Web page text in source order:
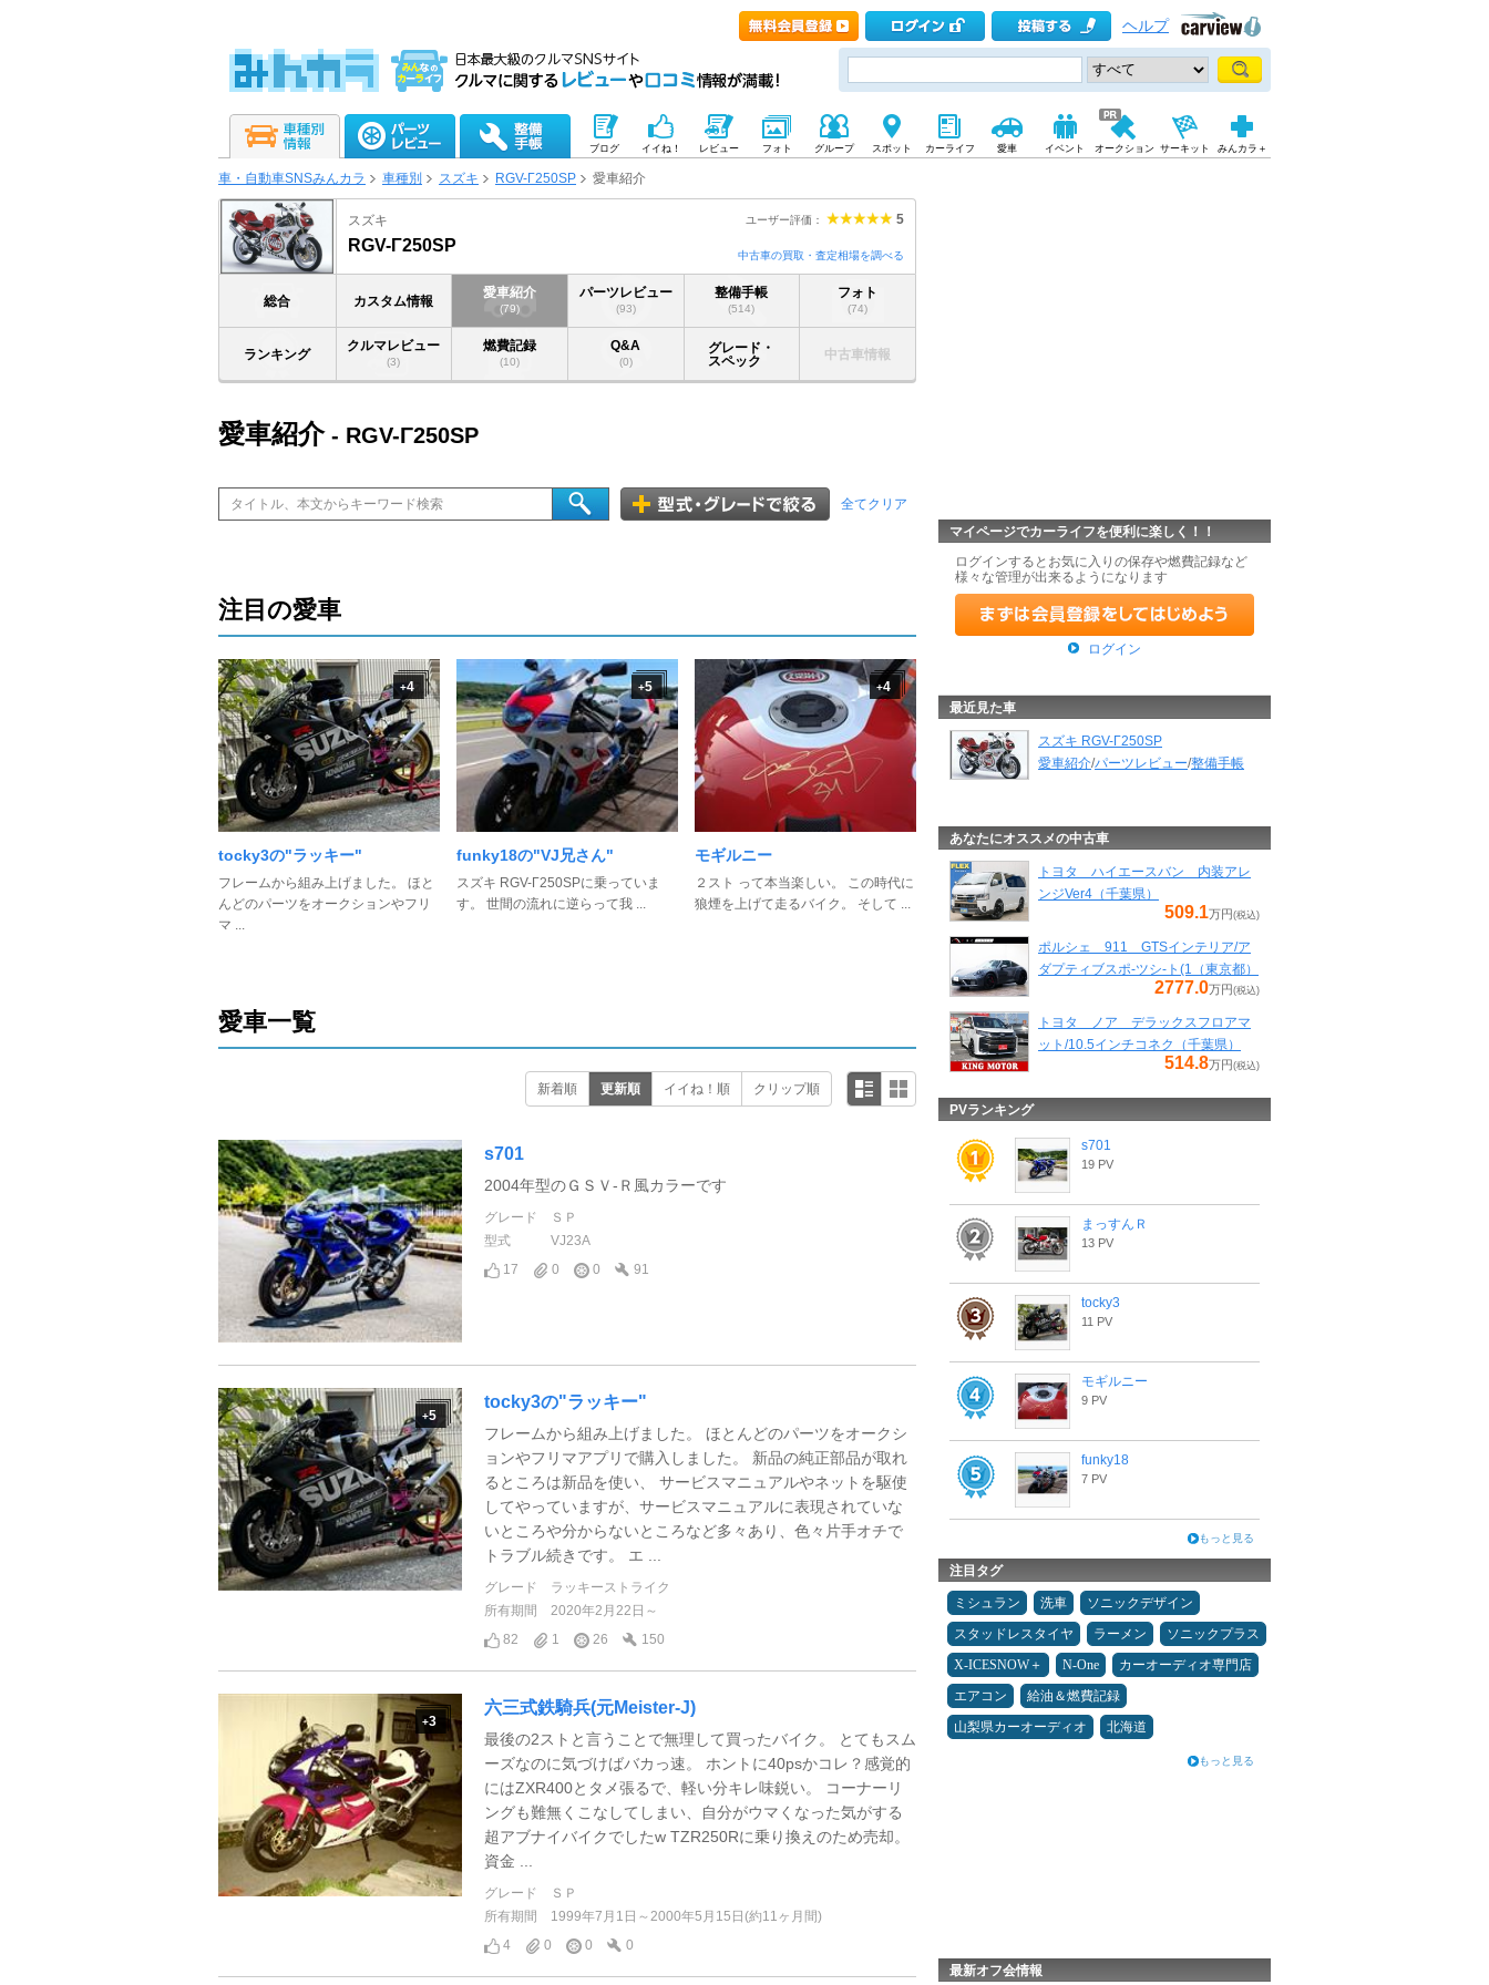
ヘルプ
ブログ イイね！ レビュー フォト グループ スポット カーライフ 愛車 イベント オークション サーキット みんカラ＋
車・自動車SNSみんカラ 車種別 スズキ RGV-Γ250SP 愛車紹介
ユーザー評価： 5
スズキ
RGV-Γ250SP
中古車の買取・査定相場を調べる
総合 カスタム情報
愛車紹介
(79)
パーツレビュー
(93)
整備手帳
(514)
フォト
(74)
ランキング
クルマレビュー
(3)
燃費記録
(10)
Q&A
(0)
グレード・
スペック
中古車情報
愛車紹介- RGV-Γ250SP
全てクリア
注目の愛車
+4
tocky3の"ラッキー"
フレームから組み上げました。 ほと
んどのパーツをオークションやフリ
マ ...
+5
funky18の"VJ兄さん"
スズキ RGV-Γ250SPに乗っていま
す。 世間の流れに逆らって我 ...
+4
モギルニー
２スト って本当楽しい。 この時代に
狼煙を上げて走るバイク。 そして ...
愛車一覧
新着順 更新順 イイね！順 クリップ順
s701
2004年型のＧＳＶ-Ｒ風カラーです
グレード
ＳＰ
型式
VJ23A
17
0 0 91
+5
tocky3の"ラッキー"
フレームから組み上げました。 ほとんどのパーツをオークシ
ョンやフリマアプリで購入しました。 新品の純正部品が取れ
るところは新品を使い、 サービスマニュアルやネットを駆使
してやっていますが、サービスマニュアルに表現されていな
いところや分からないところなど多々あり、色々片手オチで
トラブル続きです。 エ ...
グレード
ラッキーストライク
所有期間
2020年2月22日～
82
1 26 150
+3
六三式鉄騎兵(元Meister-J)
最後の2ストと言うことで無理して買ったバイク。 とてもスム
ーズなのに気づけばバカっ速。 ホントに40psかコレ？感覚的
にはZXR400とタメ張るで、軽い分キレ味鋭い。 コーナーリ
ングも難無くこなしてしまい、自分がウマくなった気がする
超アブナイバイクでしたw TZR250Rに乗り換えのため売却。
資金 ...
グレード
ＳＰ
所有期間
1999年7月1日～2000年5月15日(約11ヶ月間)
4
0 0 0
マイページでカーライフを便利に楽しく！！
ログインするとお気に入りの保存や燃費記録など
様々な管理が出来るようになります
ログイン
最近見た車
スズキ RGV-Γ250SP
愛車紹介/パーツレビュー/整備手帳
あなたにオススメの中古車
トヨタ ハイエースバン 内装アレ
ンジVer4（千葉県）
509.1万円 (税込)
ポルシェ 911 GTSインテリア/ア
ダプティブスポ-ツシ-ト(1（東京都）
2777.0万円 (税込)
トヨタ ノア デラックスフロアマ
ット/10.5インチコネク（千葉県）
514.8万円 (税込)
PVランキング
s701
19 PV
まっすんＲ
13 PV
tocky3
11 PV
モギルニー
9 PV
funky18
7 PV
もっと見る
注目タグ
ミシュラン 洗車
ソニックデザイン
スタッドレスタイヤ
ラーメン
ソニックプラス
X-ICESNOW＋
N-One
カーオーディオ専門店
エアコン
給油＆燃費記録
山梨県カーオーディオ
北海道
もっと見る
最新オフ会情報